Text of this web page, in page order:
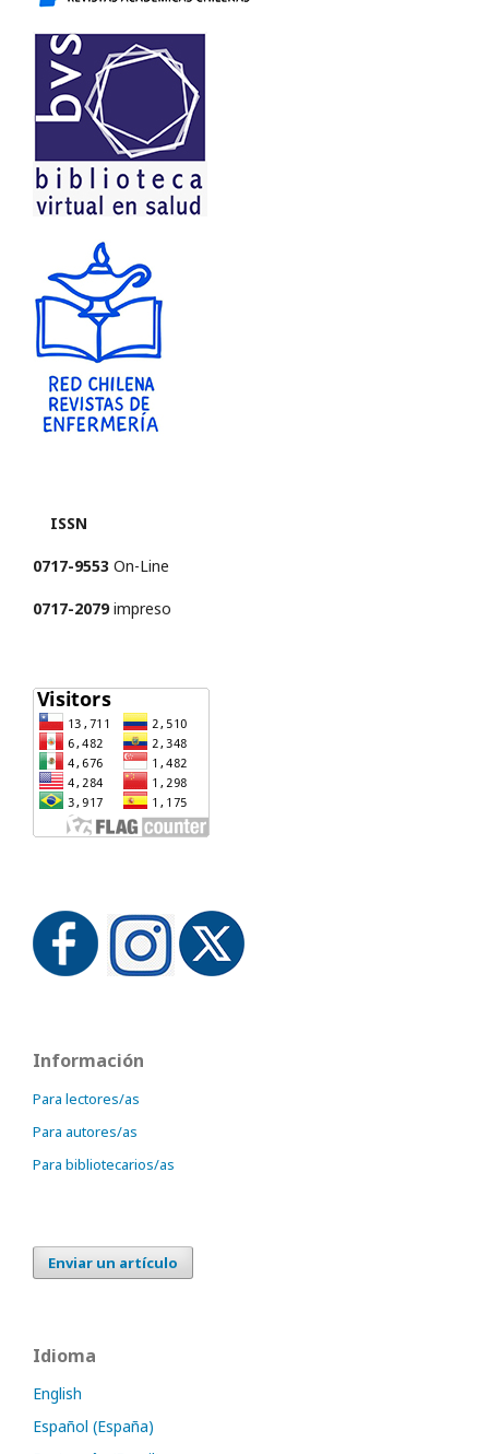
ISSN
0717-9553 On-Line
0717-2079impreso
Información
Para lectores/as
Para autores/as
Para bibliotecarios/as
Enviar un artículo
Idioma
English
Español (España)